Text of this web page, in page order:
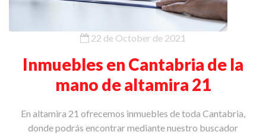
22 de October de 2021
Inmuebles en Cantabria de la
mano de altamira 21
En altamira 21 ofrecemos inmuebles de toda Cantabria,
donde podrás encontrar mediante nuestro buscador